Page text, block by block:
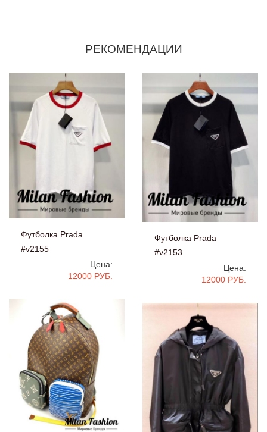
РЕКОМЕНДАЦИИ
Футболка Prada
#v2155
Цена:
12000 РУБ.
Футболка Prada
#v2153
Цена:
12000 РУБ.